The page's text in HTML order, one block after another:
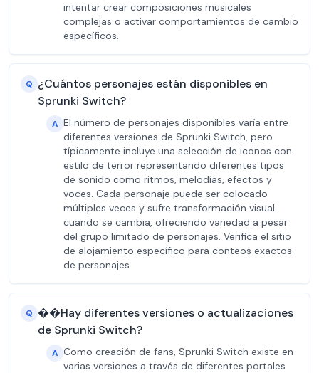
intentar crear composiciones musicales
complejas o activar comportamientos de cambio
específicos.
Q ¿Cuántos personajes están disponibles en
Sprunki Switch?
A El número de personajes disponibles varía entre
diferentes versiones de Sprunki Switch, pero
típicamente incluye una selección de iconos con
estilo de terror representando diferentes tipos
de sonido como ritmos, melodías, efectos y
voces. Cada personaje puede ser colocado
múltiples veces y sufre transformación visual
cuando se cambia, ofreciendo variedad a pesar
del grupo limitado de personajes. Verifica el sitio
de alojamiento específico para conteos exactos
de personajes.
Q ��Hay diferentes versiones o actualizaciones
de Sprunki Switch?
A Como creación de fans, Sprunki Switch existe en
varias versiones a través de diferentes portales